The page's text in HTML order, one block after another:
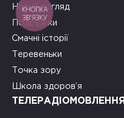
Новий погляд
Подружки
Смачні історії
Теревеньки
Точка зору
Школа здоров’я
ТЕЛЕРАДІОМОВЛЕННЯ
КНОПКА
ЗВ'ЯЗКУ